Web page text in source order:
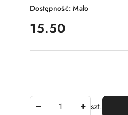
Dostępność:Mało
cena:
15.50
szt.